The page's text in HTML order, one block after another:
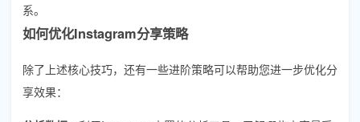
系。
如何优化Instagram分享策略
除了上述核心技巧，还有一些进阶策略可以帮助您进一步优化分
享效果：